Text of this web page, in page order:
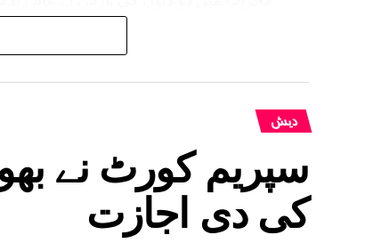
بہار کے کئی اضلاع میں بھی
دیش
سپریم کورٹ نے
کی دی اجازت